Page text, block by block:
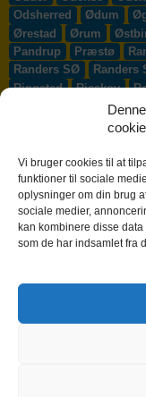
Vi bruger cookies til at
funktioner til sociale
oplysninger om din brug
sociale medier,
kan kombinere disse
som de har indsamlet fra
Odsherred
Ødum
Ørestad
Ørum
Pandrup
Præstø
Randers SØ
Randers
Ringsted
Risskov
Rønnede
Ry
Skælskør
Skærbæk
Skanderborg
Skibby
Skovlunde
Slagelse
Sofiendal
Søften
Sønderborg
Sunds
Taulov
Them